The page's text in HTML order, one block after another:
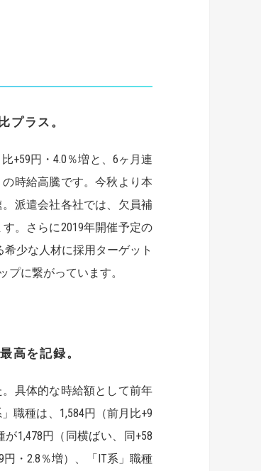
プラス。
+59円・4.0％増と、6ヶ月連
時給高騰です。今秋より本
派遣会社各社では、欠員補
。さらに2019年開催予定の
少な人材に採用ターゲット
に繋がっています。
高を記録。
具体的な時給額として前年
職種は、1,584円（前月比+9
1,478円（同横ばい、同+58
・2.8％増）、「IT系」職種